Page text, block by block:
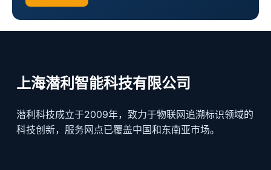
上海潜利智能科技有限公司
潜利科技成立于2009年，致力于物联网追溯标识领域的
科技创新，服务网点已覆盖中国和东南亚市场。